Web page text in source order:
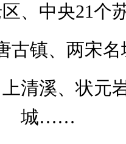
、中央21个
古镇、两宋名
清溪、状元
城……